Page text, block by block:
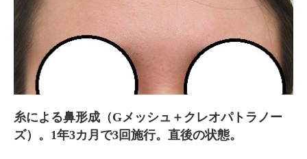
糸による鼻形成（Gメッシュ＋クレオパトラノー
ズ）。1年3カ月で3回施行。直後の状態。